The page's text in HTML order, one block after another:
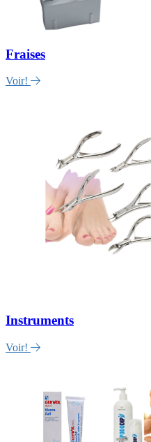
Fraises
Voir!
Instruments
Voir!